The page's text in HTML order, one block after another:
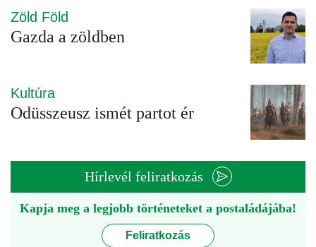
Zöld Föld
Gazda a zöldben
Kultúra
Odüsszeusz ismét partot ér
Hírlevél feliratkozás
Kapja meg a legjobb történeteket a postaládájába!
Feliratkozás